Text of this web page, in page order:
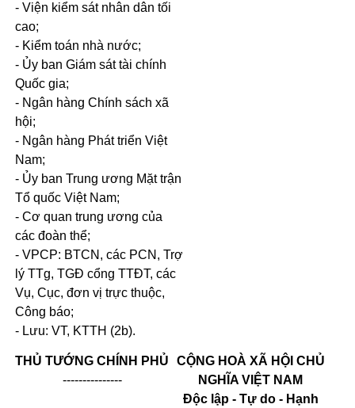
- Viện kiểm sát nhân dân tối
cao;
- Kiểm toán nhà nước;
- Ủy ban Giám sát tài chính
Quốc gia;
- Ngân hàng Chính sách xã
hội;
- Ngân hàng Phát triển Việt
Nam;
- Ủy ban Trung ương Mặt trận
Tổ quốc Việt Nam;
- Cơ quan trung ương của
các đoàn thể;
- VPCP: BTCN, các PCN, Trợ
lý TTg, TGĐ cổng TTĐT, các
Vụ, Cục, đơn vị trực thuộc,
Công báo;
- Lưu: VT, KTTH (2b).
THỦ TƯỚNG CHÍNH PHỦ
---------------
CỘNG HOÀ XÃ HỘI CHỦ
NGHĨA VIỆT NAM
Độc lập - Tự do - Hạnh